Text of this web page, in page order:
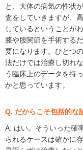
と、大体の病気の性状
査をしていきますが、
しているということが
膝や股関節を手術する
要になります。ひとつ
法だけでは治療し切れ
う臨床上のデータを持
かと思っています。
Q. だからこそ包括的な
A. はい。そういった確
られるケースは確かに